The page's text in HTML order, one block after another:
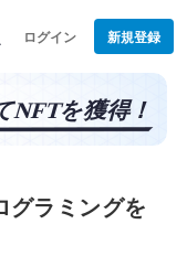
ログイン 新規登録
グラミングを